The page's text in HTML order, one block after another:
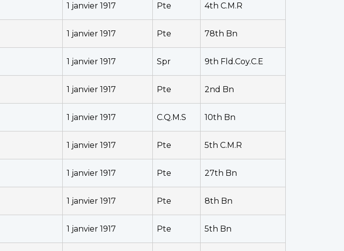
1 janvier 1917 Pte 4th C.M.R
1 janvier 1917 Pte 78th Bn
1 janvier 1917 Spr 9th Fld.Coy.C.E
1 janvier 1917 Pte 2nd Bn
1 janvier 1917 C.Q.M.S 10th Bn
1 janvier 1917 Pte 5th C.M.R
1 janvier 1917 Pte 27th Bn
1 janvier 1917 Pte 8th Bn
1 janvier 1917 Pte 5th Bn